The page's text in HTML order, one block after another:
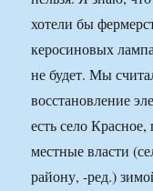
хотели бы
керосиновых
не будет. Мы
восстановление
есть село
местные власти
району, -ред.)